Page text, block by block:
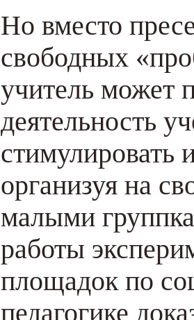
Но вместо
свободных
учитель может
деятельность
стимулировать
организуя на
малыми
работы
площадок по
педагогике